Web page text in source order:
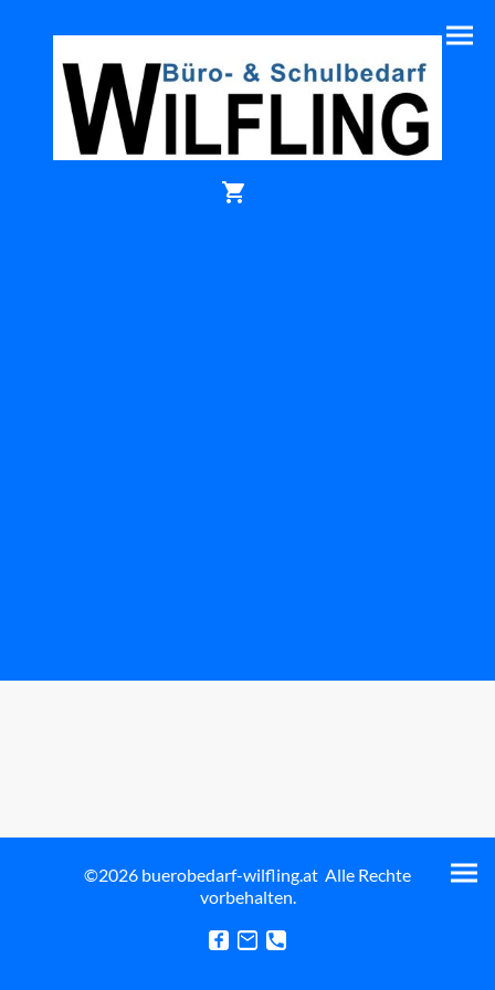
©2026 buerobedarf-wilfling.at Alle Rechte
vorbehalten.